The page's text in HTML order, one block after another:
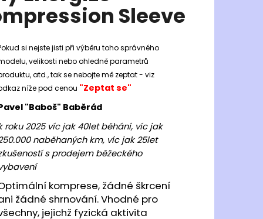
Sleeve
si nejste jisti při výběru toho správného
velikosti nebo ohledně parametrů
atd., tak se nebojte mě zeptat - viz
níže pod cenou "Zeptat se"
"Baboš" Baběrád
roku 2025 víc jak 40let běhání, víc jak
naběhaných km, víc jak 25let
s prodejem běžeckého
komprese, žádné škrcení
žádné shrnování. Vhodné pro
jejichž fyzická aktivita
HISPALIS LADY